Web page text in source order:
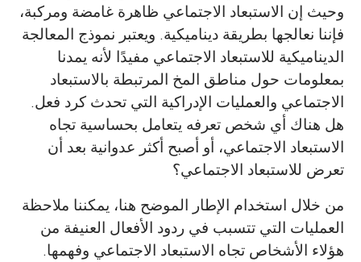
وحيث إن الاستبعاد الاجتماعي ظاهرة غامضة ومركبة،
فإننا نعالجها بطريقة ديناميكية. ويعتبر نموذج المعالجة
الديناميكية للاستبعاد الاجتماعي مفيدًا لأنه يمدنا
بمعلومات حول مناطق المخ المرتبطة بالاستبعاد
الاجتماعي والعمليات الإدراكية التي تحدث كرد فعل.
هل هناك أي شخص تعرفه يتعامل بحساسية تجاه
الاستبعاد الاجتماعي، أو أصبح أكثر عدوانية بعد أن
تعرض للاستبعاد الاجتماعي؟
من خلال استخدام الإطار الموضح هنا، يمكننا ملاحظة
العمليات التي تتسبب في ردود الأفعال العنيفة من
هؤلاء الأشخاص تجاه الاستبعاد الاجتماعي وفهمها.